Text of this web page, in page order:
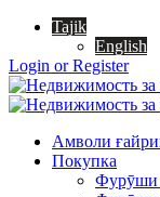
Tajik
English
Login or Register
Амволи
Покупка
Фурӯши